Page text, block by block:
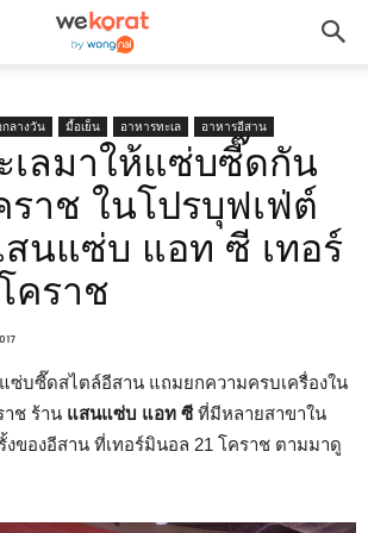
ลางวัน มื้อเย็น อาหารทะเล อาหารอีสาน
เลมาให้แซ่บซี๊ดกัน
ราช ในโปรบุฟเฟ่ต์
นแซ่บ แอท ซี เทอร์
คราช
ซ่บซี๊ดสไตล์อีสาน แถมยกความครบเครื่องใน
าช ร้าน แสนแซ่บ แอท ซีที่มีหลายสาขาใน
งของอีสาน ที่เทอร์มินอล 21 โคราช ตามมาดู